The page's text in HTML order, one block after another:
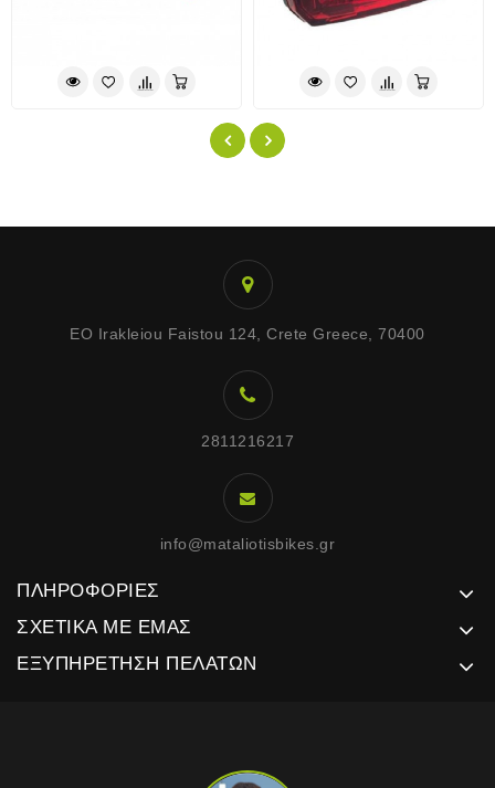
EO Irakleiou Faistou 124, Crete Greece, 70400
2811216217
info@mataliotisbikes.gr
ΠΛΗΡΟΦΟΡΊΕΣ
ΣΧΕΤΙΚΆ ΜΕ ΕΜΆΣ
ΕΞΥΠΗΡΈΤΗΣΗ ΠΕΛΑΤΏΝ